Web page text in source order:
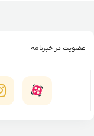
عضویت در خبرنامه